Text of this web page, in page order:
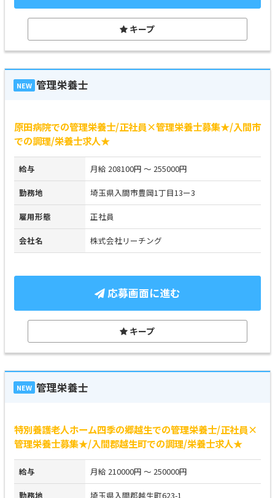
キープ
NEW 管理栄養士
原田病院での管理栄養士/正社員×管理栄養士募集★/入間市
での調理/栄養士求人★
給与 月給 208100円 ～ 255000円
勤務地 埼玉県入間市豊岡1丁目13ー3
雇用形態 正社員
会社名 株式会社リーチング
応募画面に進む
キープ
NEW 管理栄養士
特別養護老人ホーム四季の郷越生での管理栄養士/正社員×
管理栄養士募集★/入間郡越生町での調理/栄養士求人★
給与 月給 210000円 ～ 250000円
勤務地 埼玉県入間郡越生町623-1